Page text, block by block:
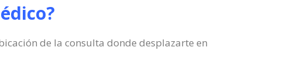
de la consulta donde desplazarte en